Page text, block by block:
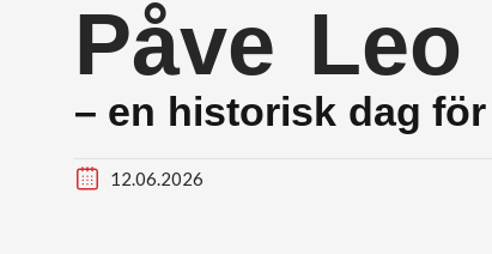
Påve
– en historisk dag
12.06.2026